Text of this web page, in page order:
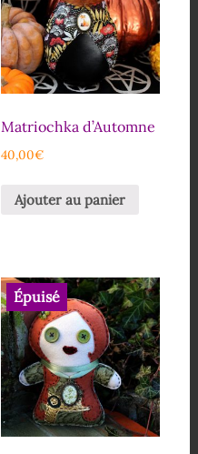
Matriochka d’Automne
40,00€
Ajouter au panier
Épuisé